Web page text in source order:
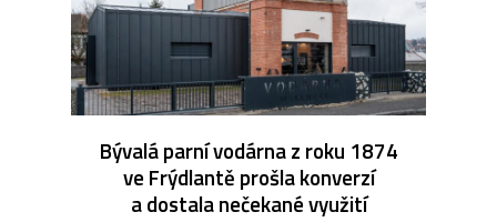
Bývalá parní vodárna z roku 1874
ve Frýdlantě prošla konverzí
a dostala nečekané využití